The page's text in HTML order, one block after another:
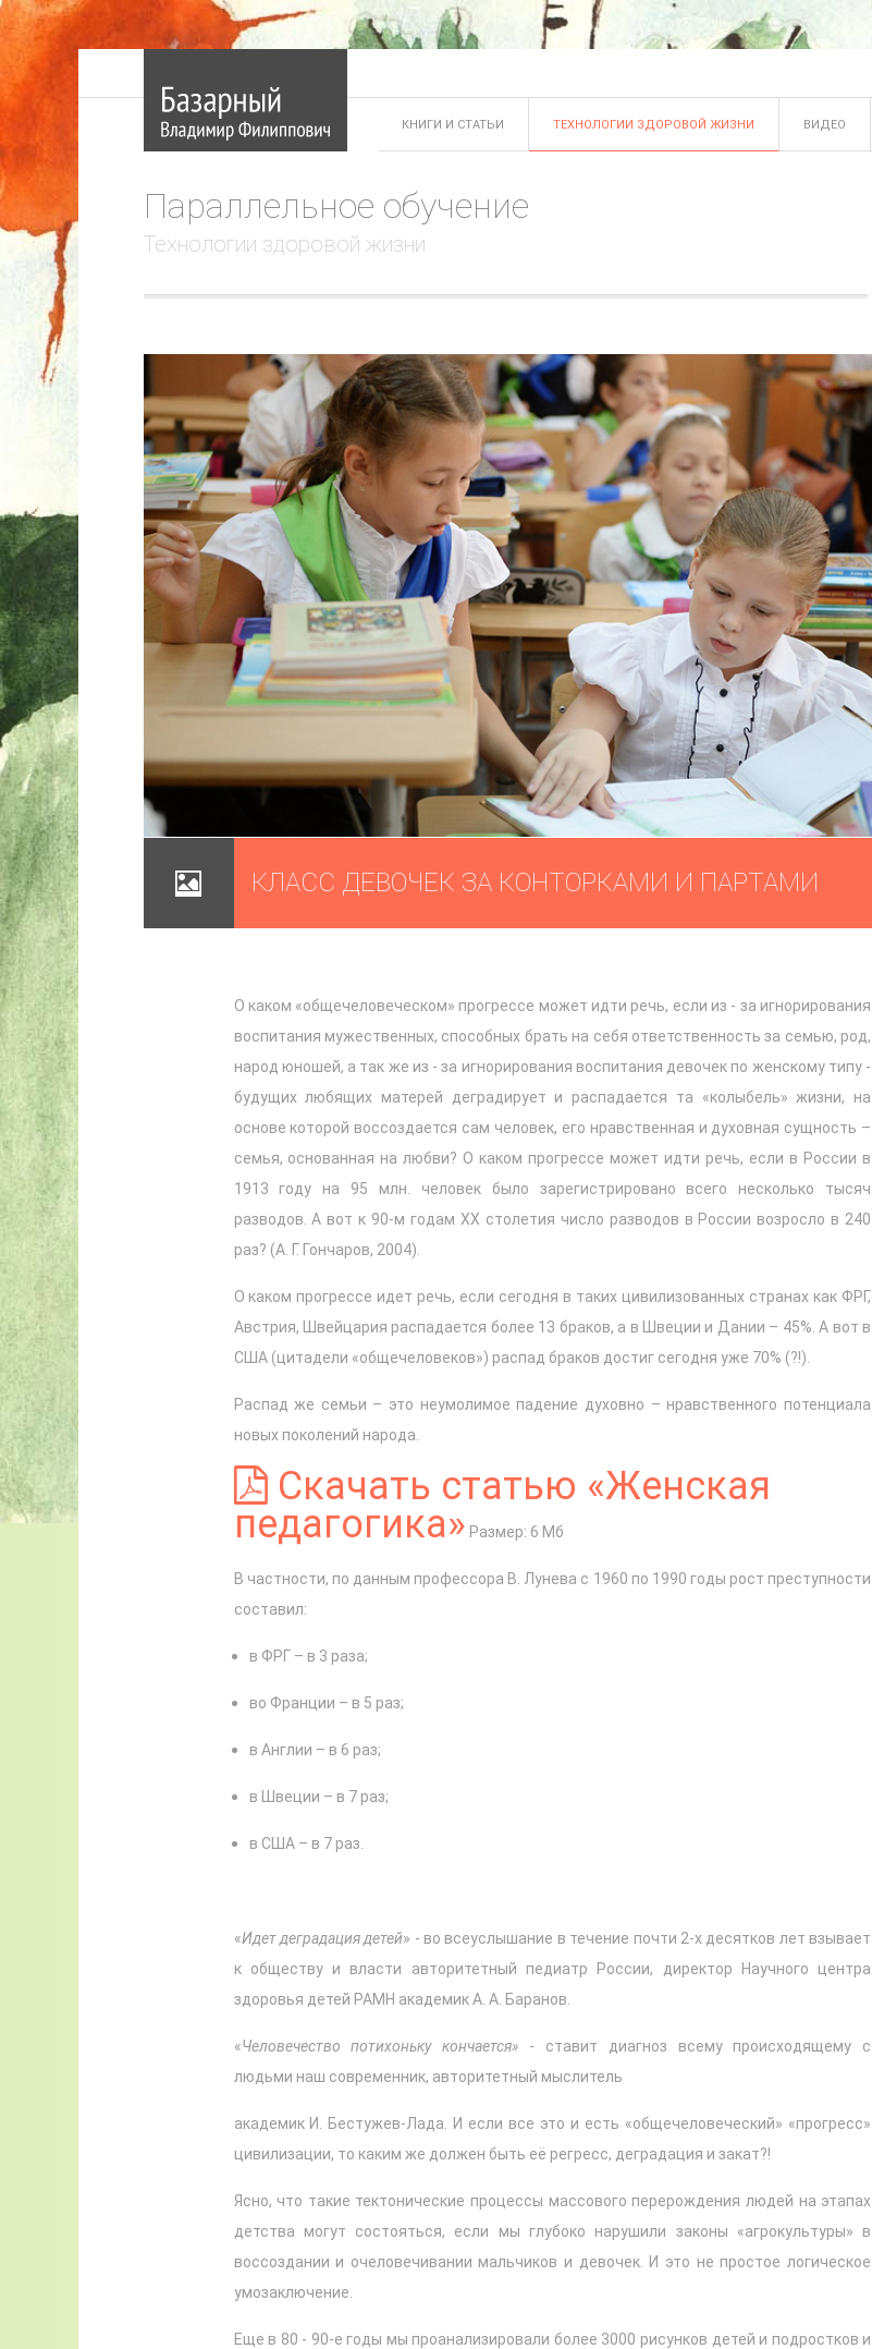
КНИГИ И СТАТЬИ ТЕХНОЛОГИИ ЗДОРОВОЙ ЖИЗНИ ВИДЕО
Параллельное обучение
Технологии здоровой жизни
КЛАСС ДЕВОЧЕК ЗА КОНТОРКАМИ И ПАРТАМИ
О каком «общечеловеческом» прогрессе может идти речь, если из - за игнорирования
воспитания мужественных, способных брать на себя ответственность за семью, род,
народ юношей, а так же из - за игнорирования воспитания девочек по женскому типу -
будущих любящих матерей деградирует и распадается та «колыбель» жизни, на
основе которой воссоздается сам человек, его нравственная и духовная сущность –
семья, основанная на любви? О каком прогрессе может идти речь, если в России в
1913 году на 95 млн. человек было зарегистрировано всего несколько тысяч
разводов. А вот к 90-м годам ХХ столетия число разводов в России возросло в 240
раз? (А. Г. Гончаров, 2004).
О каком прогрессе идет речь, если сегодня в таких цивилизованных странах как ФРГ,
Австрия, Швейцария распадается более 13 браков, а в Швеции и Дании – 45%. А вот в
США (цитадели «общечеловеков») распад браков достиг сегодня уже 70% (?!).
Распад же семьи – это неумолимое падение духовно – нравственного потенциала
новых поколений народа.
Скачать статью «Женская
педагогика» Размер: 6 Мб
В частности, по данным профессора В. Лунева с 1960 по 1990 годы рост преступности
составил:
в ФРГ – в 3 раза;
во Франции – в 5 раз;
в Англии – в 6 раз;
в Швеции – в 7 раз;
в США – в 7 раз.
«Идет деградация детей» - во всеуслышание в течение почти 2-х десятков лет взывает
к обществу и власти авторитетный педиатр России, директор Научного центра
здоровья детей РАМН академик А. А. Баранов.
«Человечество потихоньку кончается» - ставит диагноз всему происходящему с
людьми наш современник, авторитетный мыслитель
академик И. Бестужев-Лада. И если все это и есть «общечеловеческий» «прогресс»
цивилизации, то каким же должен быть её регресс, деградация и закат?!
Ясно, что такие тектонические процессы массового перерождения людей на этапах
детства могут состояться, если мы глубоко нарушили законы «агрокультуры» в
воссоздании и очеловечивании мальчиков и девочек. И это не простое логическое
умозаключение.
Еще в 80 - 90-е годы мы проанализировали более 3000 рисунков детей и подростков и